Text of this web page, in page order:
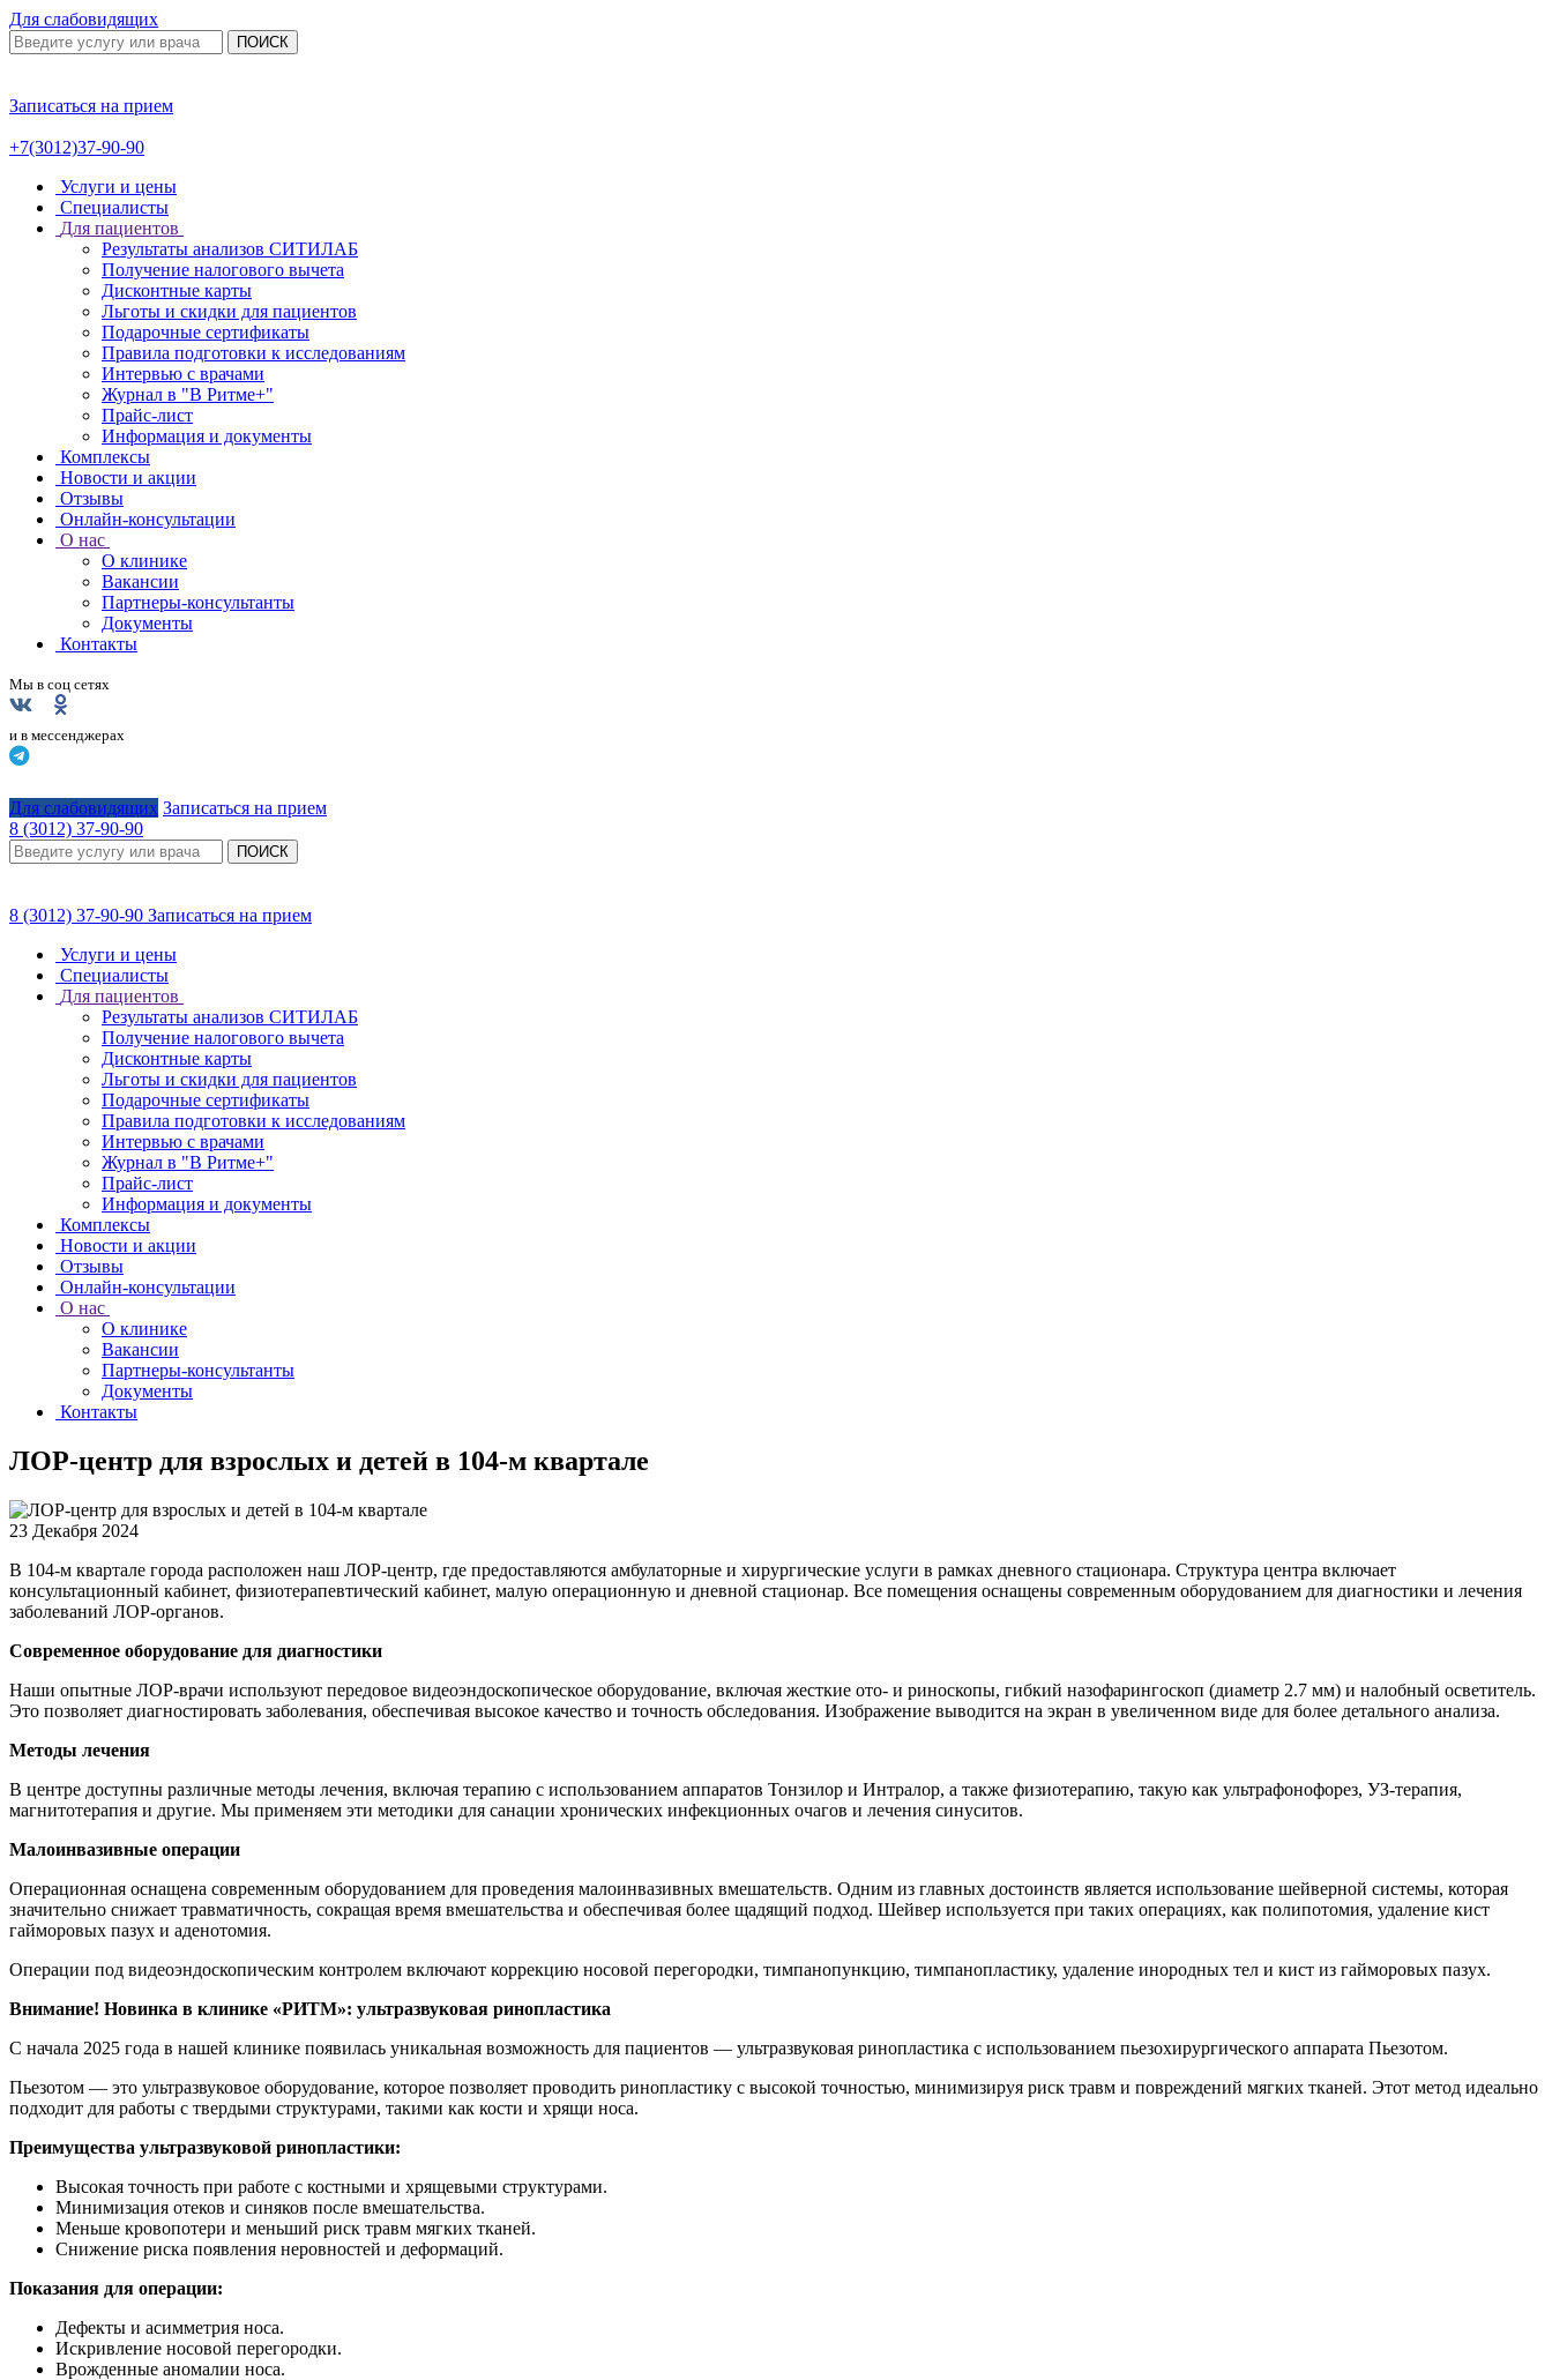
Для слабовидящих
ПОИСК
Записаться на прием
+7(3012)37-90-90
Услуги и цены
Специалисты
Для пациентов
Результаты анализов СИТИЛАБ
Получение налогового вычета
Дисконтные карты
Льготы и скидки для пациентов
Подарочные сертификаты
Правила подготовки к исследованиям
Интервью с врачами
Журнал в "В Ритме+"
Прайс-лист
Информация и документы
Комплексы
Новости и акции
Отзывы
Онлайн-консультации
О нас
О клинике
Вакансии
Партнеры-консультанты
Документы
Контакты
Мы в соц сетях
и в мессенджерах
Для слабовидящих Записаться на прием
8 (3012) 37-90-90
ПОИСК
8 (3012) 37-90-90 Записаться на прием
Услуги и цены
Специалисты
Для пациентов
Результаты анализов СИТИЛАБ
Получение налогового вычета
Дисконтные карты
Льготы и скидки для пациентов
Подарочные сертификаты
Правила подготовки к исследованиям
Интервью с врачами
Журнал в "В Ритме+"
Прайс-лист
Информация и документы
Комплексы
Новости и акции
Отзывы
Онлайн-консультации
О нас
О клинике
Вакансии
Партнеры-консультанты
Документы
Контакты
ЛОР-центр для взрослых и детей в 104-м квартале
23 Декабря 2024
В 104-м квартале города расположен наш ЛОР-центр, где предоставляются амбулаторные и хирургические услуги в рамках дневного стационара. Структура центра включает
консультационный кабинет, физиотерапевтический кабинет, малую операционную и дневной стационар. Все помещения оснащены современным оборудованием для диагностики и лечения
заболеваний ЛОР-органов.
Современное оборудование для диагностики
Наши опытные ЛОР-врачи используют передовое видеоэндоскопическое оборудование, включая жесткие ото- и риноскопы, гибкий назофарингоскоп (диаметр 2.7 мм) и налобный осветитель.
Это позволяет диагностировать заболевания, обеспечивая высокое качество и точность обследования. Изображение выводится на экран в увеличенном виде для более детального анализа.
Методы лечения
В центре доступны различные методы лечения, включая терапию с использованием аппаратов Тонзилор и Интралор, а также физиотерапию, такую как ультрафонофорез, УЗ-терапия,
магнитотерапия и другие. Мы применяем эти методики для санации хронических инфекционных очагов и лечения синуситов.
Малоинвазивные операции
Операционная оснащена современным оборудованием для проведения малоинвазивных вмешательств. Одним из главных достоинств является использование шейверной системы, которая
значительно снижает травматичность, сокращая время вмешательства и обеспечивая более щадящий подход. Шейвер используется при таких операциях, как полипотомия, удаление кист
гайморовых пазух и аденотомия.
Операции под видеоэндоскопическим контролем включают коррекцию носовой перегородки, тимпанопункцию, тимпанопластику, удаление инородных тел и кист из гайморовых пазух.
Внимание! Новинка в клинике «РИТМ»: ультразвуковая ринопластика
С начала 2025 года в нашей клинике появилась уникальная возможность для пациентов — ультразвуковая ринопластика с использованием пьезохирургического аппарата Пьезотом.
Пьезотом — это ультразвуковое оборудование, которое позволяет проводить ринопластику с высокой точностью, минимизируя риск травм и повреждений мягких тканей. Этот метод идеально
подходит для работы с твердыми структурами, такими как кости и хрящи носа.
Преимущества ультразвуковой ринопластики:
Высокая точность при работе с костными и хрящевыми структурами.
Минимизация отеков и синяков после вмешательства.
Меньше кровопотери и меньший риск травм мягких тканей.
Снижение риска появления неровностей и деформаций.
Показания для операции:
Дефекты и асимметрия носа.
Искривление носовой перегородки.
Врожденные аномалии носа.